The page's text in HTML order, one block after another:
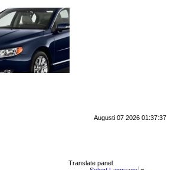
Augusti 07 2026 01:37:37
Translate panel